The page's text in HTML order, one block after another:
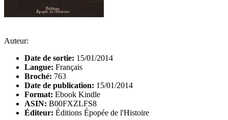
Auteur:
Date de sortie: 15/01/2014
Langue: Français
Broché: 763
Date de publication: 15/01/2014
Format: Ebook Kindle
ASIN: B00FXZLFS8
Éditeur: Éditions Épopée de l'Histoire